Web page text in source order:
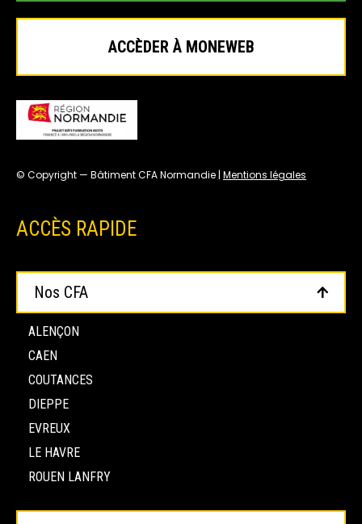
ACCÈDER À MONEWEB
© Copyright — Bâtiment CFA Normandie | Mentions légales
ACCÈS RAPIDE
Nos CFA
ALENÇON
CAEN
COUTANCES
DIEPPE
EVREUX
LE HAVRE
ROUEN LANFRY